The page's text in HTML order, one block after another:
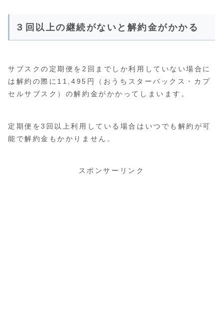
３回以上の継続がないと解約金がかかる
サブスクの定期便を2回までしか利用していない場合に
は解約の際に11,495円（おうちスターバックス・カプ
セルサブスク）の解約金がかかってしまいます。
定期便を3回以上利用している場合はいつでも解約が可
能で解約金もかかりません。
スポンサーリンク